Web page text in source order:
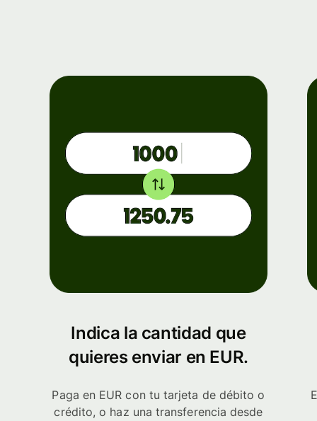
Indica la cantidad que
quieres enviar en EUR.
Paga en EUR con tu tarjeta de débito o
crédito, o haz una transferencia desde